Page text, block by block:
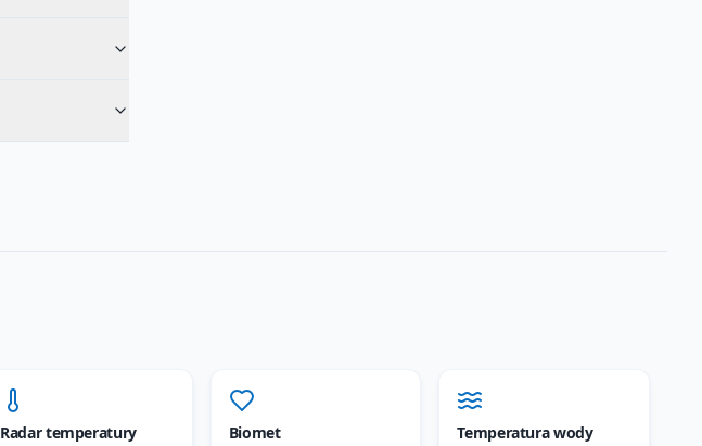
Radar temperatury Biomet Temperatura wody